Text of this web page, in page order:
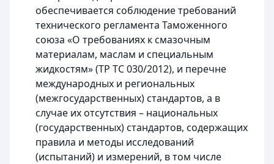
обеспечивается соблюдение требований
технического регламента Таможенного
союза «О требованиях к смазочным
материалам, маслам и специальным
жидкостям» (ТР ТС 030/2012), и перечне
международных и региональных
(межгосударственных) стандартов, а в
случае их отсутствия – национальных
(государственных) стандартов, содержащих
правила и методы исследований
(испытаний) и измерений, в том числе